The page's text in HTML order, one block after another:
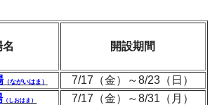
開設期間
（ながいはま）
7/17（金）～8/23（日）
（しおはま） 7/17（金）～8/31（月）